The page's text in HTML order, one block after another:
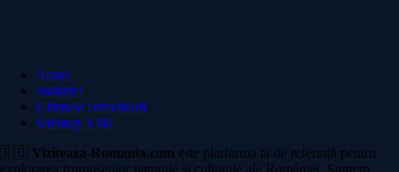
Acasa
Statistici
Ultimele comentarii
Sitemap XML
🇷🇴 Viziteaza-Romania.com este platforma ta de referință pentru
explorarea frumuseților naturale și culturale ale României. Suntem